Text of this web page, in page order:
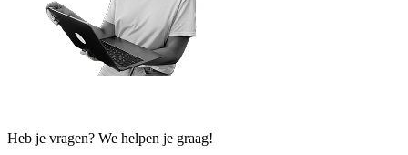
Heb je vragen? We helpen je graag!